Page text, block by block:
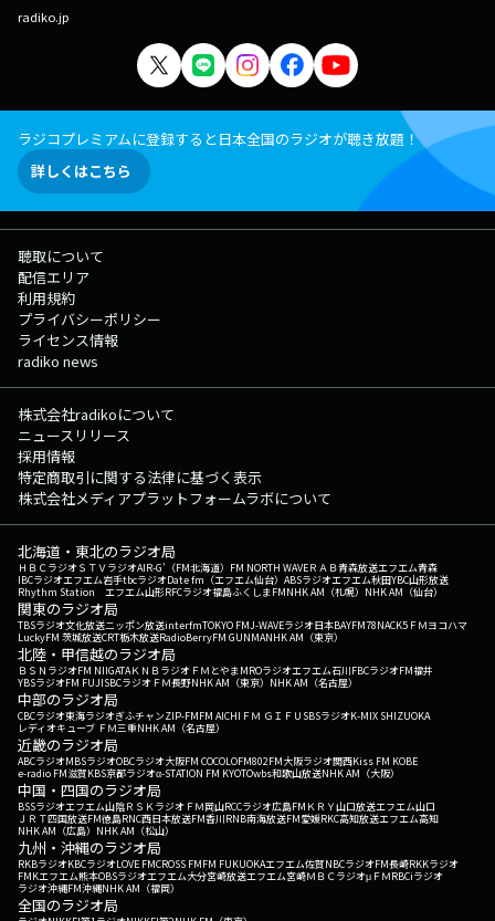
radiko.jp
ラジコプレミアムに登録すると日本全国のラジオが聴き放題！
詳しくはこちら
聴取について
配信エリア
利用規約
プライバシーポリシー
ライセンス情報
radiko news
株式会社radikoについて
ニュースリリース
採用情報
特定商取引に関する法律に基づく表示
株式会社メディアプラットフォームラボについて
北海道・東北のラジオ局
ＨＢＣラジオＳＴＶラジオAIR-G'（FM北海道） FM NORTH WAVEＲＡＢ青森放送エフエム青森
IBCラジオエフエム岩手tbcラジオDate fm（エフエム仙台） ABSラジオエフエム秋田YBC山形放送
Rhythm Station エフエム山形RFCラジオ福島ふくしまFMNHK AM（札幌） NHK AM（仙台）
関東のラジオ局
TBSラジオ文化放送ニッポン放送interfmTOKYO FMJ-WAVEラジオ日本BAYFM78NACK5 ＦＭヨコハマ
LuckyFM 茨城放送CRT栃木放送RadioBerryFM GUNMANHK AM（東京）
北陸・甲信越のラジオ局
ＢＳＮラジオFM NIIGATAＫＮＢラジオ ＦＭとやまMROラジオエフエム石川FBCラジオFM福井
YBSラジオFM FUJISBCラジオ ＦＭ長野NHK AM（東京） NHK AM（名古屋）
中部のラジオ局
CBCラジオ東海ラジオぎふチャンZIP-FMFM AICHI ＦＭ ＧＩＦＵ SBSラジオK-MIX SHIZUOKA
レディオキューブ ＦＭ三重NHK AM（名古屋）
近畿のラジオ局
ABCラジオMBSラジオOBCラジオ大阪FM COCOLOFM802FM大阪ラジオ関西Kiss FM KOBE
e-radio FM滋賀KBS京都ラジオα-STATION FM KYOTOwbs和歌山放送NHK AM（大阪）
中国・四国のラジオ局
BSSラジオエフエム山陰ＲＳＫラジオ ＦＭ岡山RCCラジオ広島FM ＫＲＹ山口放送エフエム山口
ＪＲＴ四国放送FM徳島RNC西日本放送FM香川RNB南海放送FM愛媛RKC高知放送エフエム高知
NHK AM（広島） NHK AM（松山）
九州・沖縄のラジオ局
RKBラジオKBCラジオLOVE FMCROSS FMFM FUKUOKAエフエム佐賀NBCラジオFM長崎RKKラジオ
FMKエフエム熊本OBSラジオエフエム大分宮崎放送エフエム宮崎ＭＢＣラジオμＦＭRBCiラジオ
ラジオ沖縄FM沖縄NHK AM（福岡）
全国のラジオ局